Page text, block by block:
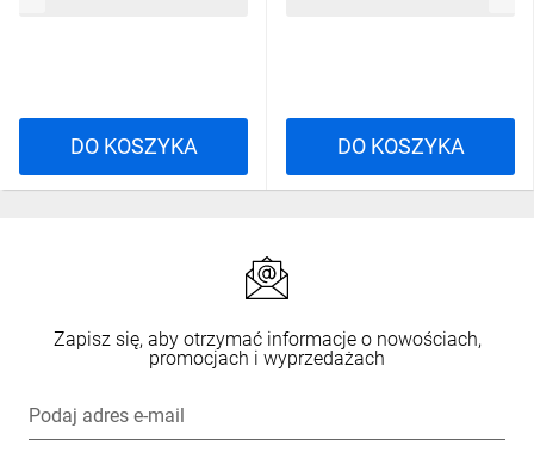
DO KOSZYKA DO KOSZYKA
Zapisz się, aby otrzymać informacje o nowościach,
promocjach i wyprzedażach
Podaj adres e-mail